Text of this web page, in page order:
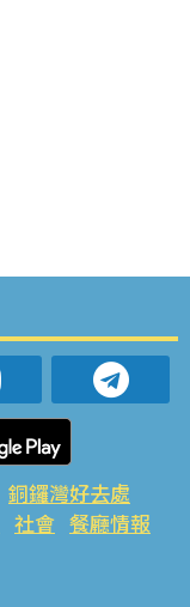
銅鑼灣好去處
社會 餐廳情報